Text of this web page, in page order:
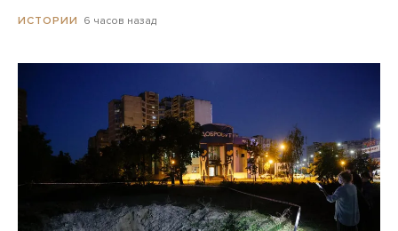
ИСТОРИИ 6 часов назад